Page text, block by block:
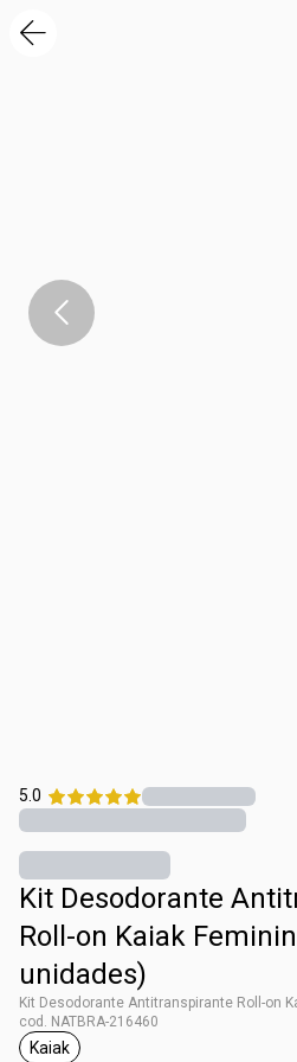
5.0
Kit Desodorante
Roll-on Kaiak
unidades)
Kit Desodorante Antitranspirante Roll-on
cod. NATBRA-216460
etiqueta Kaiak
Kaiak